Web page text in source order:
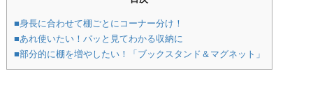
■身長に合わせて棚ごとにコーナー分け！
■あれ使いたい！パッと見てわかる収納に
■部分的に棚を増やしたい！「ブックスタンド＆マグネット」